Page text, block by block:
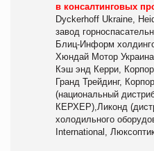
в консалтинговых
Dyckerhoff Ukraine,
завод
Блиц-Информ
Хюндай Мотор
Кэш энд Керри,
Гранд Трейдинг,
(национальный
КЕРХЕР),Ликонд
холодильного
International,